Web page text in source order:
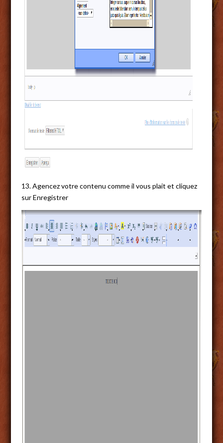
13. Agencez votre contenu comme il vous plait et cliquez
sur Enregistrer